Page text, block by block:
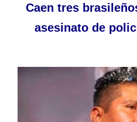
Caen tres
asesinato de